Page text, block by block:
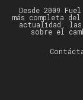
Desde 2009
más completa
actualidad, las
sobre el